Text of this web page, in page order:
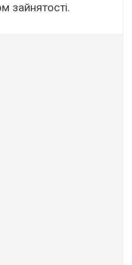
зайнятості.